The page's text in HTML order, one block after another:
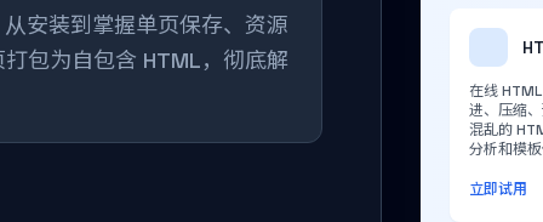
安装到掌握单页保存、资源
包为自包含 HTML，彻底解
在线
进、压缩
混乱的
分析和模
立即试用